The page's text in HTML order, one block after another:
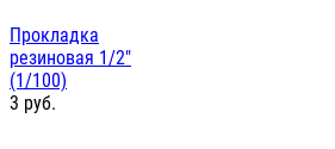
Прокладка
резиновая 1/2"
(1/100)
3 руб.